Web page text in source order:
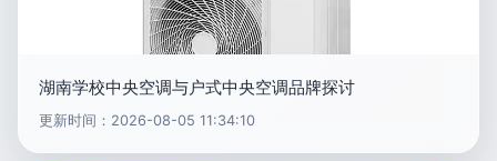
湖南学校中央空调与户式中央空调品牌探讨
更新时间：2026-08-05 11:34:10